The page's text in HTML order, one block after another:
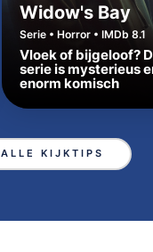
Widow's Bay
Serie • Horror • IMDb 8.1
Vloek of bijgeloof?
serie is mysterieus
enorm komisch
ALLE KIJKTIPS